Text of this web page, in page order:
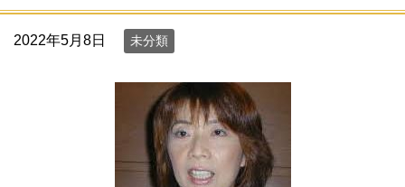
2022年5月8日 未分類